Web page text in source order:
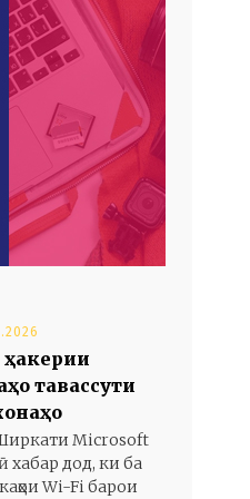
тавассути
Microsoft
хабар дод, ки ба
Wi-Fi барои